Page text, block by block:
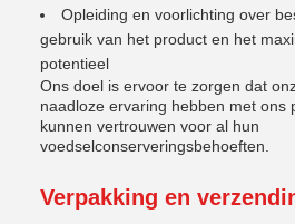
Opleiding en voorlichting over
gebruik van het product en het
potentieel
Ons doel is ervoor te zorgen dat
naadloze ervaring hebben met ons
kunnen vertrouwen voor al hun
voedselconserveringsbehoeften.
Verpakking en